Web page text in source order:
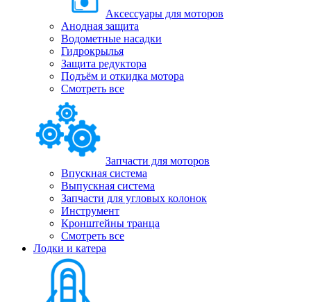
Аксессуары для моторов
Анодная защита
Водометные насадки
Гидрокрылья
Защита редуктора
Подъём и откидка мотора
Смотреть все
Запчасти для моторов
Впускная система
Выпускная система
Запчасти для угловых колонок
Инструмент
Кронштейны транца
Смотреть все
Лодки и катера